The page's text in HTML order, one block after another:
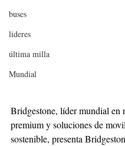
buses
lideres
última milla
Mundial
Bridgestone, líder mundial en
premium y soluciones de
sostenible, presenta